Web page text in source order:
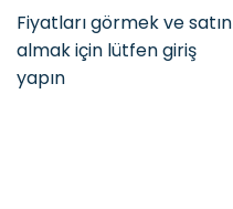
Fiyatları görmek ve satın
almak için lütfen giriş
yapın